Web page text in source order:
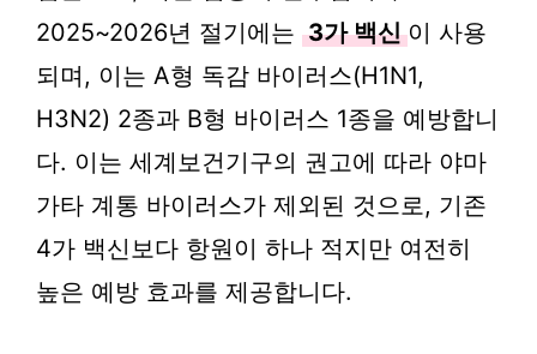
2025~2026년 절기에는 3가 백신 이 사용
되며, 이는 A형 독감 바이러스(H1N1,
H3N2) 2종과 B형 바이러스 1종을 예방합니
다. 이는 세계보건기구의 권고에 따라 야마
가타 계통 바이러스가 제외된 것으로, 기존
4가 백신보다 항원이 하나 적지만 여전히
높은 예방 효과를 제공합니다.